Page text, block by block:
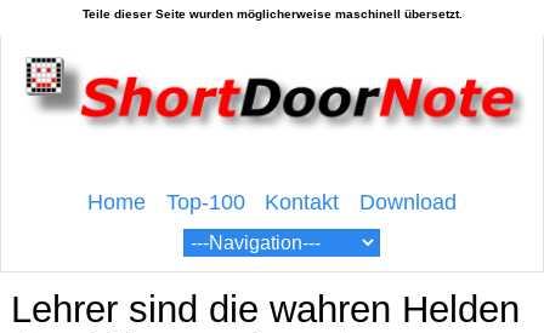
Home Top-100 Kontakt Download
Lehrer sind die wahren Helden